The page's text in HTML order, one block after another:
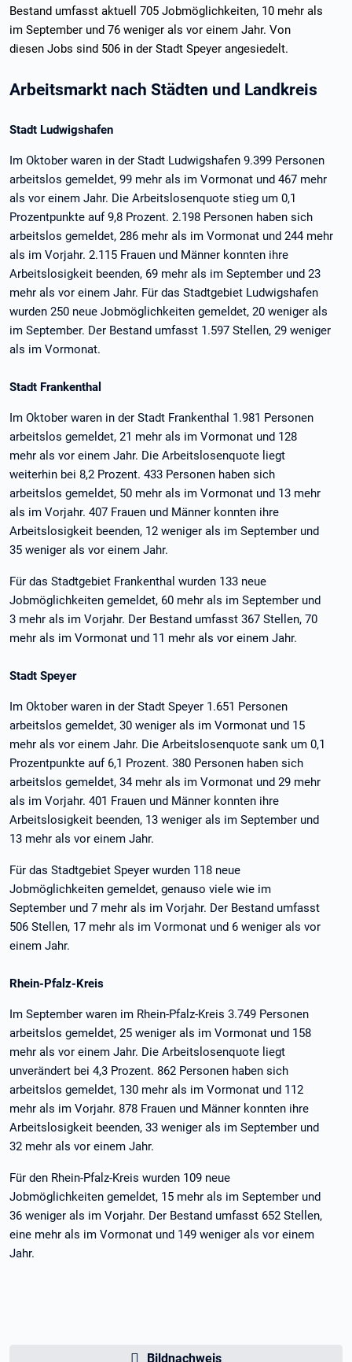
Bestand umfasst aktuell 705 Jobmöglichkeiten, 10 mehr als
im September und 76 weniger als vor einem Jahr. Von
diesen Jobs sind 506 in der Stadt Speyer angesiedelt.
Arbeitsmarkt nach Städten und Landkreis
Stadt Ludwigshafen
Im Oktober waren in der Stadt Ludwigshafen 9.399 Personen
arbeitslos gemeldet, 99 mehr als im Vormonat und 467 mehr
als vor einem Jahr. Die Arbeitslosenquote stieg um 0,1
Prozentpunkte auf 9,8 Prozent. 2.198 Personen haben sich
arbeitslos gemeldet, 286 mehr als im Vormonat und 244 mehr
als im Vorjahr. 2.115 Frauen und Männer konnten ihre
Arbeitslosigkeit beenden, 69 mehr als im September und 23
mehr als vor einem Jahr. Für das Stadtgebiet Ludwigshafen
wurden 250 neue Jobmöglichkeiten gemeldet, 20 weniger als
im September. Der Bestand umfasst 1.597 Stellen, 29 weniger
als im Vormonat.
Stadt Frankenthal
Im Oktober waren in der Stadt Frankenthal 1.981 Personen
arbeitslos gemeldet, 21 mehr als im Vormonat und 128
mehr als vor einem Jahr. Die Arbeitslosenquote liegt
weiterhin bei 8,2 Prozent. 433 Personen haben sich
arbeitslos gemeldet, 50 mehr als im Vormonat und 13 mehr
als im Vorjahr. 407 Frauen und Männer konnten ihre
Arbeitslosigkeit beenden, 12 weniger als im September und
35 weniger als vor einem Jahr.
Für das Stadtgebiet Frankenthal wurden 133 neue
Jobmöglichkeiten gemeldet, 60 mehr als im September und
3 mehr als im Vorjahr. Der Bestand umfasst 367 Stellen, 70
mehr als im Vormonat und 11 mehr als vor einem Jahr.
Stadt Speyer
Im Oktober waren in der Stadt Speyer 1.651 Personen
arbeitslos gemeldet, 30 weniger als im Vormonat und 15
mehr als vor einem Jahr. Die Arbeitslosenquote sank um 0,1
Prozentpunkte auf 6,1 Prozent. 380 Personen haben sich
arbeitslos gemeldet, 34 mehr als im Vormonat und 29 mehr
als im Vorjahr. 401 Frauen und Männer konnten ihre
Arbeitslosigkeit beenden, 13 weniger als im September und
13 mehr als vor einem Jahr.
Für das Stadtgebiet Speyer wurden 118 neue
Jobmöglichkeiten gemeldet, genauso viele wie im
September und 7 mehr als im Vorjahr. Der Bestand umfasst
506 Stellen, 17 mehr als im Vormonat und 6 weniger als vor
einem Jahr.
Rhein-Pfalz-Kreis
Im September waren im Rhein-Pfalz-Kreis 3.749 Personen
arbeitslos gemeldet, 25 weniger als im Vormonat und 158
mehr als vor einem Jahr. Die Arbeitslosenquote liegt
unverändert bei 4,3 Prozent. 862 Personen haben sich
arbeitslos gemeldet, 130 mehr als im Vormonat und 112
mehr als im Vorjahr. 878 Frauen und Männer konnten ihre
Arbeitslosigkeit beenden, 33 weniger als im September und
32 mehr als vor einem Jahr.
Für den Rhein-Pfalz-Kreis wurden 109 neue
Jobmöglichkeiten gemeldet, 15 mehr als im September und
36 weniger als im Vorjahr. Der Bestand umfasst 652 Stellen,
eine mehr als im Vormonat und 149 weniger als vor einem
Jahr.
Bildnachweis